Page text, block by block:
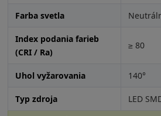
Farba svetla
Index podania farieb
(CRI / Ra)
≥ 80
Uhol vyžarovania 140°
Typ zdroja LED